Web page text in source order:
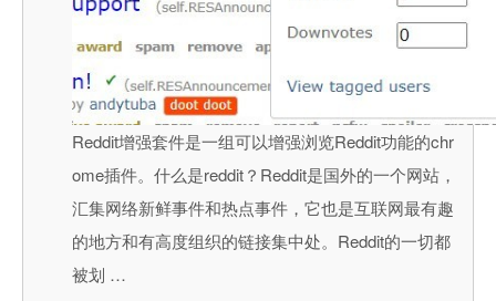
Reddit增强套件是一组可以增强浏览Reddit功能的chr
ome插件。什么是reddit？Reddit是国外的一个网站，
汇集网络新鲜事件和热点事件，它也是互联网最有趣
的地方和有高度组织的链接集中处。Reddit的一切都
被划 …